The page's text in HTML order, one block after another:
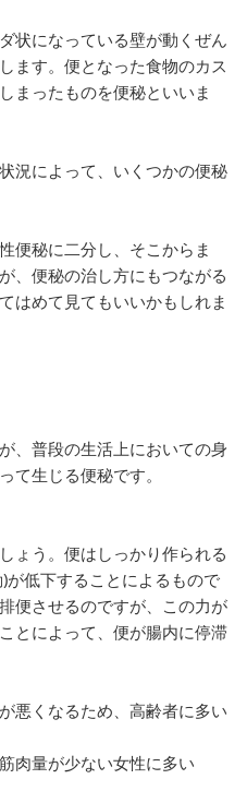
状になっている壁が動くぜん
ます。便となった食物のカス
まったものを便秘といいま
況によって、いくつかの便秘
便秘に二分し、そこからま
、便秘の治し方にもつながる
はめて見てもいいかもしれま
、普段の生活上においての身
て生じる便秘です。
ょう。便はしっかり作られる
が低下することによるもので
便させるのですが、この力が
とによって、便が腸内に停滞
悪くなるため、高齢者に多い
が少ない女性に多い